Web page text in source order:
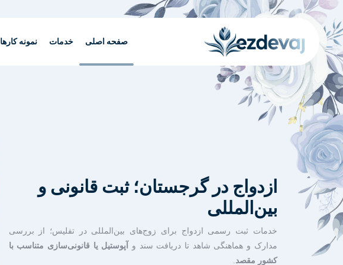
صفحه اصلی خدمات نمونه کارها
ازدواج در گرجستان؛ ثبت قانونی و
بین‌المللی
خدمات ثبت رسمی ازدواج برای زوج‌های بین‌المللی در تفلیس؛ از بررسی
مدارک و هماهنگی شاهد تا دریافت سند و
آپوستیل یا قانونی‌سازی متناسب با
کشور مقصد